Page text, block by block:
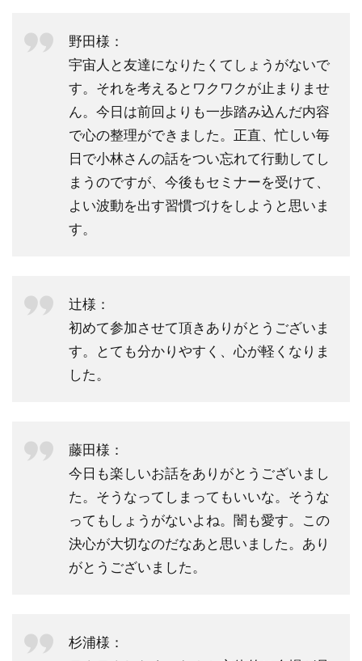
野田様：
宇宙人と友達になりたくてしょうがないで
す。それを考えるとワクワクが止まりませ
ん。今日は前回よりも一歩踏み込んだ内容
で心の整理ができました。正直、忙しい毎
日で小林さんの話をつい忘れて行動してし
まうのですが、今後もセミナーを受けて、
よい波動を出す習慣づけをしようと思いま
す。
辻様：
初めて参加させて頂きありがとうございま
す。とても分かりやすく、心が軽くなりま
した。
藤田様：
今日も楽しいお話をありがとうございまし
た。そうなってしまってもいいな。そうな
ってもしょうがないよね。闇も愛す。この
決心が大切なのだなあと思いました。あり
がとうございました。
杉浦様：